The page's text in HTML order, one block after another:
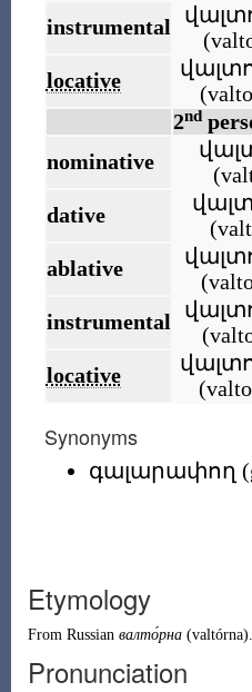
instrumental
(
locative
(
2nd
nominative
(
dative
(
ablative
(
instrumental
(
locative
(
Synonyms
գալարափող (
Etymology
From Russian валто́рна (valtórna).
Pronunciation